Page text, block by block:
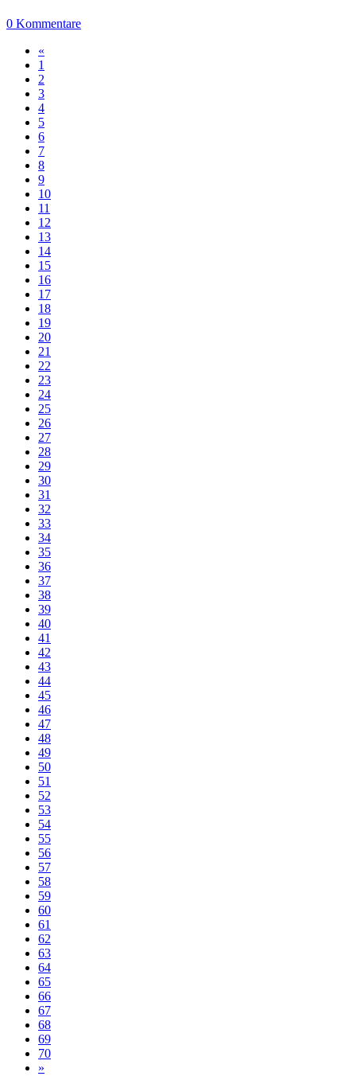
0 Kommentare
«
1
2
3
4
5
6
7
8
9
10
11
12
13
14
15
16
17
18
19
20
21
22
23
24
25
26
27
28
29
30
31
32
33
34
35
36
37
38
39
40
41
42
43
44
45
46
47
48
49
50
51
52
53
54
55
56
57
58
59
60
61
62
63
64
65
66
67
68
69
70
»